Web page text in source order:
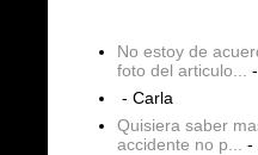
No estoy de
foto del articulo...
- Carla
Quisiera saber
accidente no p...
-